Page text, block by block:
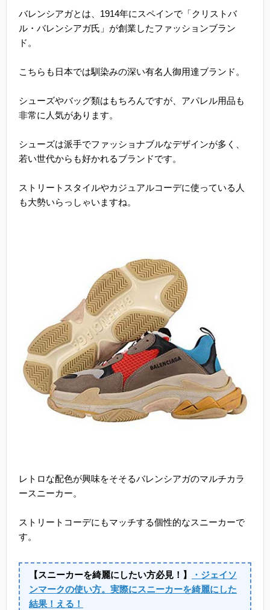
バレンシアガとは、1914年にスペインで「クリストバ
ル・バレンシアガ氏」が創業したファッションブラン
ド。
こちらも日本では馴染みの深い有名人御用達ブランド。
シューズやバッグ類はもちろんですが、アパレル用品も
非常に人気があります。
シューズは派手でファッショナブルなデザインが多く、
若い世代からも好かれるブランドです。
ストリートスタイルやカジュアルコーデに使っている人
も大勢いらっしゃいますね。
レトロな配色が興味をそそるバレンシアガのマルチカラ
ースニーカー。
ストリートコーデにもマッチする個性的なスニーカーで
す。
【スニーカーを綺麗にしたい方必見！】
・ジェイソ
ンマークの使い方。実際にスニーカーを綺麗にした
結果！える！